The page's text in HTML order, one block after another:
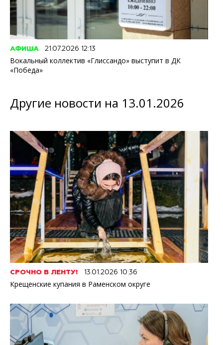
АФИША 21.07.2026 12:13
Вокальный коллектив «Глиссандо» выступит в ДК
«Победа»
Другие новости на 13.01.2026
СРОЧНО В ЛЕНТУ! 13.01.2026 10:36
Крещенские купания в Раменском округе